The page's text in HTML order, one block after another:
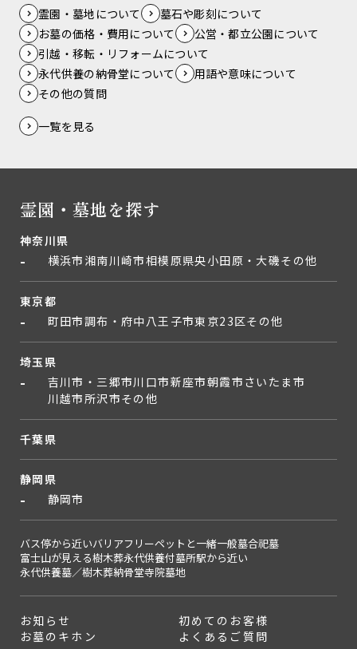
霊園・墓地について
墓石や彫刻について
お墓の価格・費用について
公営・都立公園について
引越・移転・リフォームについて
永代供養の納骨堂について
用語や意味について
その他の質問
一覧を見る
霊園・墓地を探す
神奈川県
横浜市 湘南川崎市相模原県央小田原・大磯その他
東京都
町田市調布・府中 八王子市東京23区その他
埼玉県
吉川市・三郷市川口市新座市朝霞市 さいたま市
川越市 所沢市その他
千葉県
静岡県
静岡市
バス停から近いバリアフリーペットと一緒一般墓合祀墓
富士山が見える樹木葬永代供養付墓所駅から近い
永代供養墓／樹木葬納骨堂寺院墓地
お知らせ
初めてのお客様
お墓のキホン
よくあるご質問